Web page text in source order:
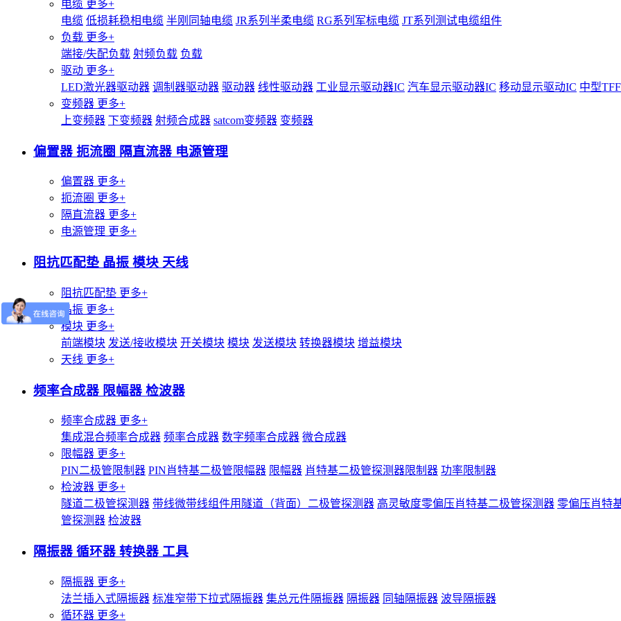
电缆 更多+
电缆 低损耗稳相电缆 半刚同轴电缆 JR系列半柔电缆 RG系列军标电缆 JT系列测试电缆组件
负载 更多+
端接/失配负载 射频负载 负载
驱动 更多+
LED激光器驱动器 调制器驱动器 驱动器 线性驱动器 工业显示驱动器IC 汽车显示驱动器IC 移动显示驱动IC 中型
变频器 更多+
上变频器 下变频器 射频合成器 satcom变频器 变频器
偏置器 扼流圈 隔直流器 电源管理
偏置器 更多+
扼流圈 更多+
隔直流器 更多+
电源管理 更多+
阻抗匹配垫 晶振 模块 天线
阻抗匹配垫 更多+
晶振 更多+
模块 更多+
前端模块 发送/接收模块 开关模块 模块 发送模块 转换器模块 增益模块
天线 更多+
频率合成器 限幅器 检波器
频率合成器 更多+
集成混合频率合成器 频率合成器 数字频率合成器 微合成器
限幅器 更多+
PIN二极管限制器 PIN肖特基二极管限幅器 限幅器 肖特基二极管探测器限制器 功率限制器
检波器 更多+
隧道二极管探测器 带线微带线组件用隧道（背面）二极管探测器 高灵敏度零偏压肖特基二极管探测器 零偏压肖特
管探测器 检波器
隔振器 循环器 转换器 工具
隔振器 更多+
法兰插入式隔振器 标准窄带下拉式隔振器 集总元件隔振器 隔振器 同轴隔振器 波导隔振器
循环器 更多+